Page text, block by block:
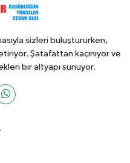
sizleri buluştururken,
Şatafattan kaçınıyor ve
bir altyapı sunuyor.